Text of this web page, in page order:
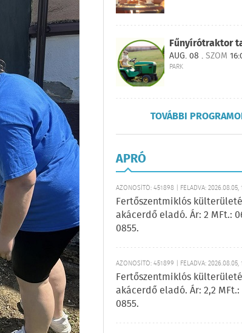
Fűnyírótraktor
AUG. 08 .SZOM
PARK
TOVÁBBI
APRÓ
AZONOSÍTÓ: 451898 | FELADVA: 2026.08.05,
Fertőszentmiklós
akácerdő eladó. Ár: 2 MFt.:
0855.
AZONOSÍTÓ: 451899 | FELADVA: 2026.08.05,
Fertőszentmiklós
akácerdő eladó. Ár: 2,2
0855.